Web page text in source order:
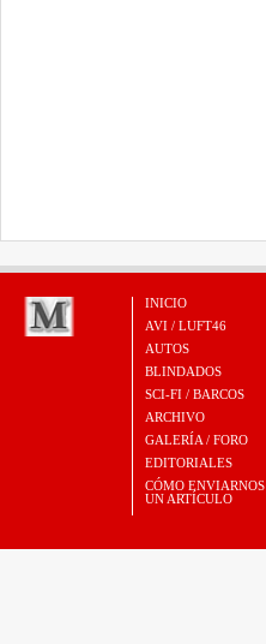
INICIO
AVI / LUFT46
AUTOS
BLINDADOS
SCI-FI / BARCOS
ARCHIVO
GALERÍA / FORO
EDITORIALES
CÓMO ENVIARNOS
UN ARTÍCULO